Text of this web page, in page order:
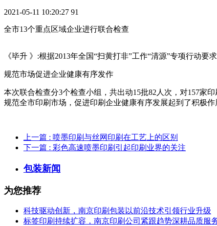
2021-05-11 10:20:27 91
全市13个重点区域企业进行联合检查
《毕升 》:根据2013年全国“扫黄打非”工作“清源”专项行动
规范市场促进企业健康有序发作
本次联合检查分3个检查小组，共出动15批82人次，对157家
规范全市印刷市场，促进印刷企业健康有序发展起到了积极作
上一篇 : 喷墨印刷与丝网印刷在工艺上的区别
下一篇 : 彩色高速喷墨印刷引起印刷业界的关注
包装新闻
为您推荐
科技驱动创新，南京印刷包装以前沿技术引领行业升级
标签印刷持续扩容，南京印刷公司紧跟趋势深耕品质服